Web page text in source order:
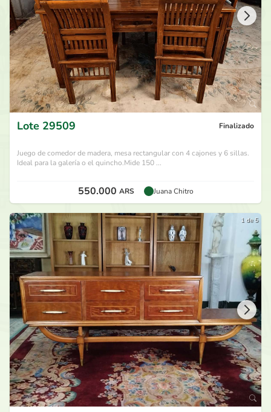
Lote 29509 Finalizado
Juego de comedor de madera, mesa rectangular con 4 cajones y 6 sillas.
Ideal para la galería o el quincho.Mide 150 ...
550.000 ARS Juana Chitro
1 de 5